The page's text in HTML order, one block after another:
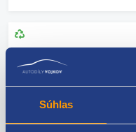
Súhlas